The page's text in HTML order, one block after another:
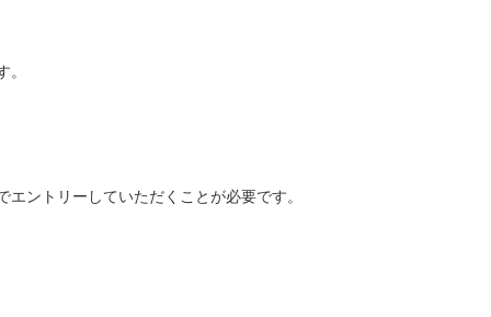
ントリーしていただくことが必要です。